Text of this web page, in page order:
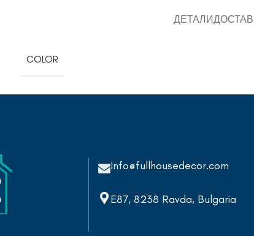
ДЕТАЛИ
COLOR
Info@fullhousedecor.com
E87, 8238 Ravda, Bulgaria